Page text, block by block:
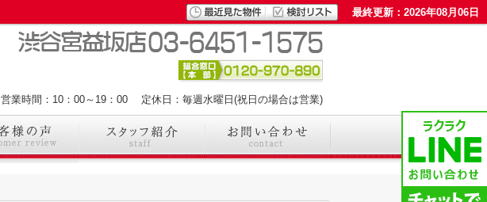
最終更新：2026年08月06日
営業時間：10：00～19：00 定休日：毎週水曜日(祝日の場合は営業)